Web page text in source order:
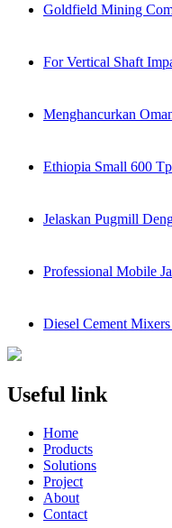
Goldfield Mining
For Vertical Shaft
Menghancurkan
Ethiopia Small 600
Jelaskan Pugmill
Professional Mobile
Diesel Cement
Useful link
Home
Products
Solutions
Project
About
Contact